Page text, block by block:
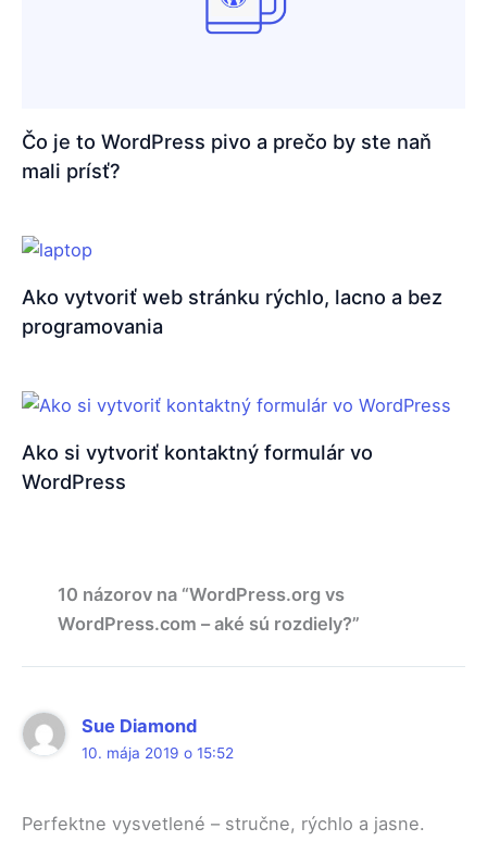
Čo je to WordPress pivo a prečo by ste naň
mali prísť?
Ako vytvoriť web stránku rýchlo, lacno a bez
programovania
Ako si vytvoriť kontaktný formulár vo
WordPress
10 názorov na “WordPress.org vs
WordPress.com – aké sú rozdiely?”
Sue Diamond
10. mája 2019 o 15:52
Perfektne vysvetlené – stručne, rýchlo a jasne.